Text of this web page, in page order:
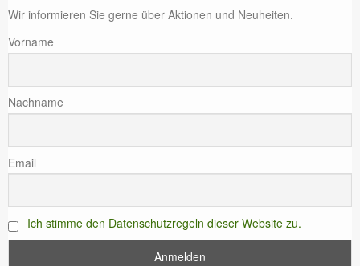
Wir informieren Sie gerne über Aktionen und Neuheiten.
Vorname
Nachname
Email
Ich stimme den Datenschutzregeln dieser Website zu.